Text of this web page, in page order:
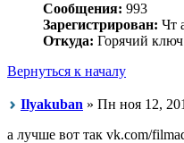
Сообщения: 993
Зарегистрирован: Чт
Откуда: Горячий ключ
Вернуться к началу
Ilyakuban » Пн ноя 12,
а лучше вот так vk.com/